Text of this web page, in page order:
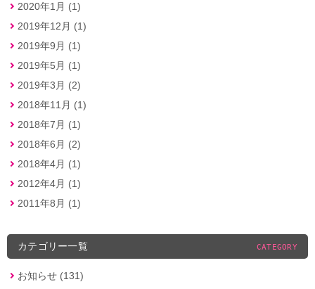
2020年1月 (1)
2019年12月 (1)
2019年9月 (1)
2019年5月 (1)
2019年3月 (2)
2018年11月 (1)
2018年7月 (1)
2018年6月 (2)
2018年4月 (1)
2012年4月 (1)
2011年8月 (1)
カテゴリー一覧 CATEGORY
お知らせ (131)